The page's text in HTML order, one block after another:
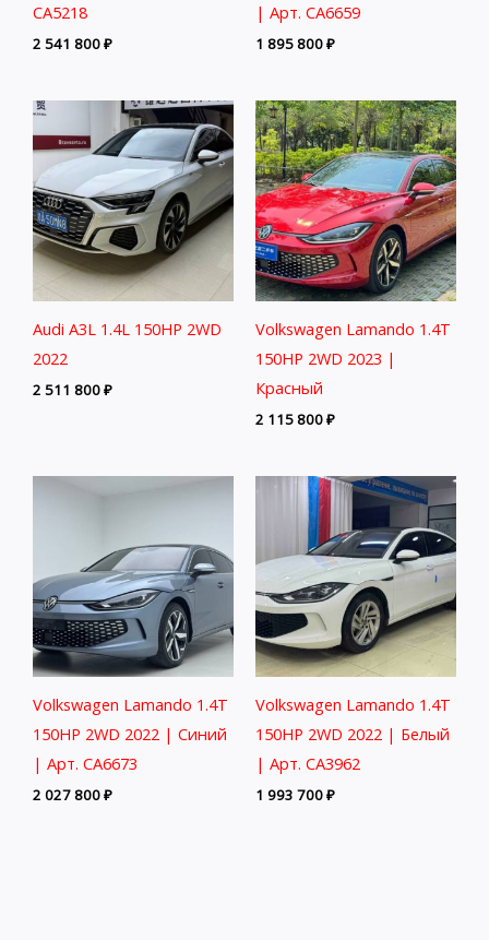
CA5218
2 541 800₽
| Арт. CA6659
1 895 800₽
Audi A3L 1.4L 150HP 2WD
2022
2 511 800₽
Volkswagen Lamando 1.4T
150HP 2WD 2023 |
Красный
2 115 800₽
Volkswagen Lamando 1.4T
150HP 2WD 2022 | Синий
| Арт. CA6673
2 027 800₽
Volkswagen Lamando 1.4T
150HP 2WD 2022 | Белый
| Арт. CA3962
1 993 700₽